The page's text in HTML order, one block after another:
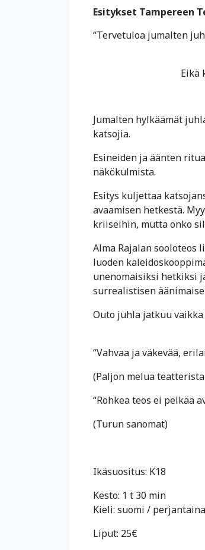
Esitykset Tampereen
“Tervetuloa jumalten
Eikä kukaan
Jumalten hylkäämät
katsojia.
Esineiden ja äänten
näkökulmista.
Esitys kuljettaa
avaamisen hetkestä.
kriiseihin, mutta onko
Alma Rajalan
luoden
unenomaisiksi hetkiksi
surrealistisen
Outo juhla jatkuu
“Vahvaa ja väkevää,
(Paljon melua
“Rohkea teos ei pelkää
(Turun sanomat)
Ikäsuositus: K18
Kesto: 1 t 30 min
Kieli: suomi /
Liput: 25€